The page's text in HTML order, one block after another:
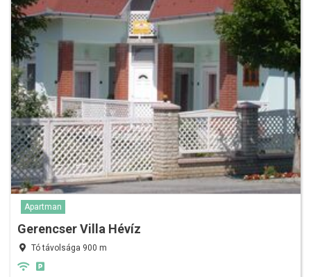
Apartman
Gerencser Villa Hévíz
Tó távolsága 900 m